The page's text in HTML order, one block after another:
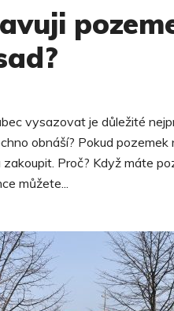
vysazovat je důležité
obnáší? Pokud pozemek
Proč? Když máte
můžete...